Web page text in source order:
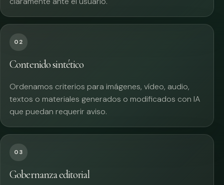
02
Contenido sintético
Ordenamos criterios para imágenes, vídeo, audio,
textos o materiales generados o modificados con IA
que puedan requerir aviso.
03
Gobernanza editorial